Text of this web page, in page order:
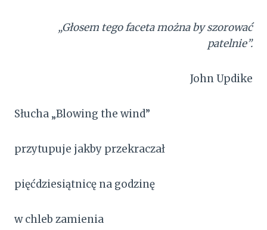
„Głosem tego faceta można by szorować
patelnie”.
John Updike
Słucha „Blowing the wind”
przytupuje jakby przekraczał
pięćdziesiątnicę na godzinę
w chleb zamienia